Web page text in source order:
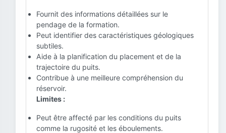
Fournit des informations détaillées sur le
pendage de la formation.
Peut identifier des caractéristiques géologiques
subtiles.
Aide à la planification du placement et de la
trajectoire du puits.
Contribue à une meilleure compréhension du
réservoir.
Limites :
Peut être affecté par les conditions du puits
comme la rugosité et les éboulements.